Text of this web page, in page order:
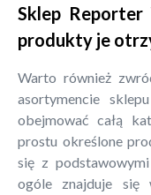
Sklep
produkty je
Warto również
asortymencie
obejmować całą
prostu określone
się z
ogóle znajduje się